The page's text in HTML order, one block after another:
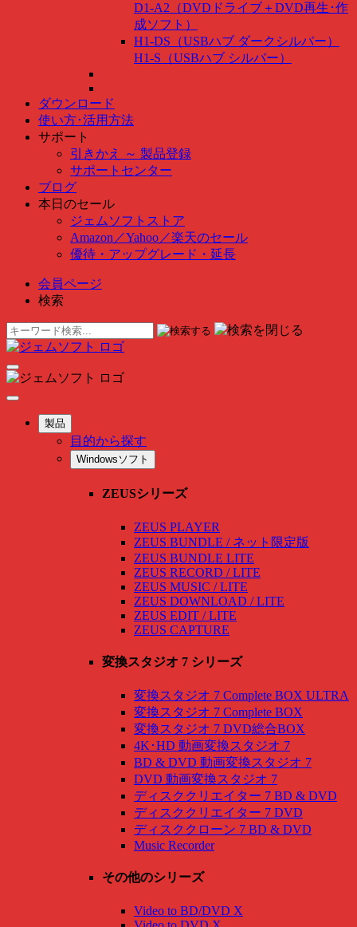
D1-A2（DVDドライブ＋DVD再生･作
成ソフト）
H1-DS（USBハブ ダークシルバー）
H1-S（USBハブ シルバー）
ダウンロード
使い方･活用方法
サポート
引きかえ ～ 製品登録
サポートセンター
ブログ
本日のセール
ジェムソフトストア
Amazon ／Yahoo ／楽天のセール
優待・アップグレード・延長
会員ページ
検索
製品
目的から探す
Windowsソフト
ZEUSシリーズ
ZEUS PLAYER
ZEUS BUNDLE / ネット限定版
ZEUS BUNDLE LITE
ZEUS RECORD / LITE
ZEUS MUSIC / LITE
ZEUS DOWNLOAD / LITE
ZEUS EDIT / LITE
ZEUS CAPTURE
変換スタジオ 7 シリーズ
変換スタジオ 7 Complete BOX ULTRA
変換スタジオ 7 Complete BOX
変換スタジオ 7 DVD総合BOX
4K･HD 動画変換スタジオ 7
BD & DVD 動画変換スタジオ 7
DVD 動画変換スタジオ 7
ディスククリエイター 7 BD & DVD
ディスククリエイター 7 DVD
ディスククローン 7 BD & DVD
Music Recorder
その他のシリーズ
Video to BD/DVD X